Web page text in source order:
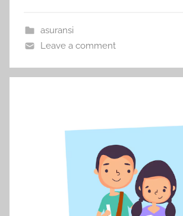
asuransi
Leave a comment